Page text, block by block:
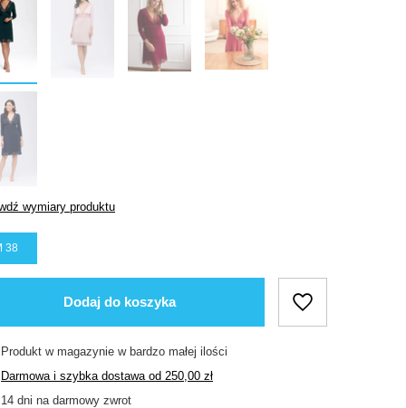
wymiary produktu
38
Dodaj do koszyka
Produkt w magazynie w bardzo małej ilości
Darmowa i szybka dostawa od 250,00 zł
14 dni na darmowy zwrot